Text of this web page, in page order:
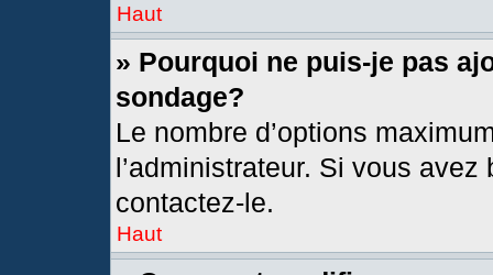
Haut
» Pourquoi ne puis-je pas
sondage?
Le nombre d’options
l’administrateur. Si vous
contactez-le.
Haut